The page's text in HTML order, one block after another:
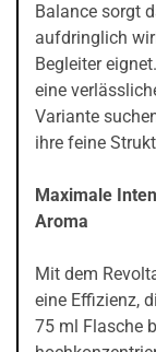
Balance sorgt
aufdringlich
Begleiter
eine
Variante
ihre feine
Maximale
Aroma
Mit dem
eine Effizienz,
75 ml Flasche